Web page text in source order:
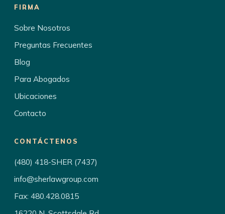
FIRMA
Sobre Nosotros
Preguntas Frecuentes
Blog
Para Abogados
Ubicaciones
Contacto
CONTÁCTENOS
(480) 418-SHER (7437)
info@sherlawgroup.com
Fax: 480.428.0815